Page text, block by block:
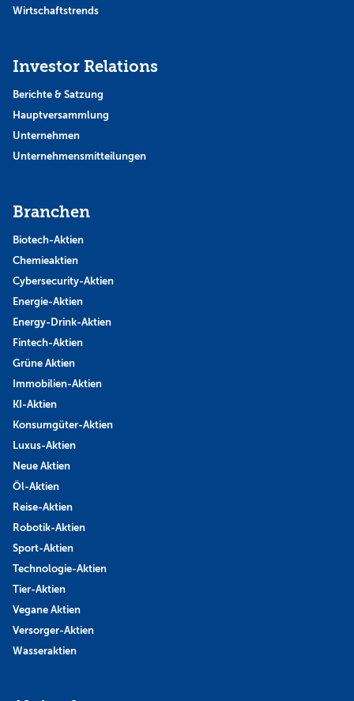
Wirtschaftstrends
Investor Relations
Berichte & Satzung
Hauptversammlung
Unternehmen
Unternehmensmitteilungen
Branchen
Biotech-Aktien
Chemieaktien
Cybersecurity-Aktien
Energie-Aktien
Energy-Drink-Aktien
Fintech-Aktien
Grüne Aktien
Immobilien-Aktien
KI-Aktien
Konsumgüter-Aktien
Luxus-Aktien
Neue Aktien
Öl-Aktien
Reise-Aktien
Robotik-Aktien
Sport-Aktien
Technologie-Aktien
Tier-Aktien
Vegane Aktien
Versorger-Aktien
Wasseraktien